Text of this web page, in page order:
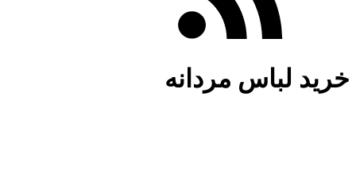
خرید لباس مردانه